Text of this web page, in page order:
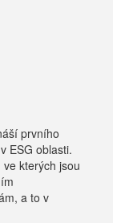
prvního
ESG oblasti.
kterých jsou
a to v